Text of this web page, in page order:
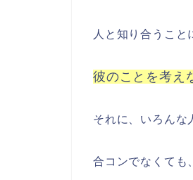
人と知り合うこと
彼のことを考え
それに、いろんな
合コンでなくても